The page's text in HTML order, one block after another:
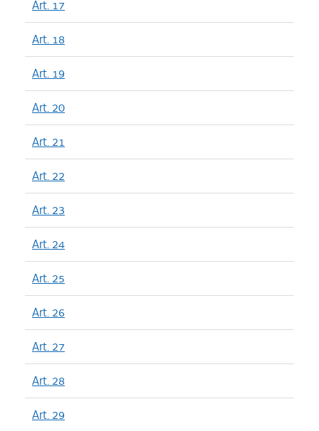
Art. 17
Art. 18
Art. 19
Art. 20
Art. 21
Art. 22
Art. 23
Art. 24
Art. 25
Art. 26
Art. 27
Art. 28
Art. 29